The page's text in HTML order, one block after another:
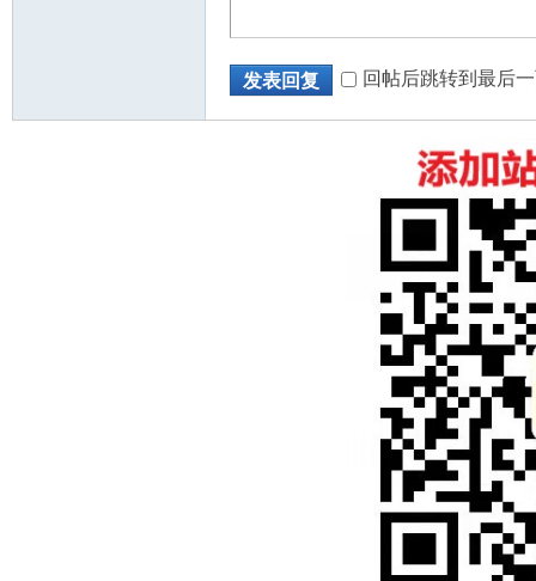
发表回复 回帖后跳转到最后